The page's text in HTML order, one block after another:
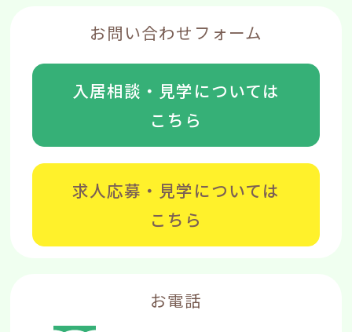
お電話
お問い合わせフォーム
入居相談・見学については
こちら
求人応募・見学については
こちら